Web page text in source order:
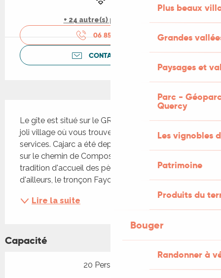
Plus beaux
Grandes
Paysages et
Parc -
Quercy
Les vignobles
Patrimoine
Produits du
Bouger
Randonner à
+ 24 autre(s) prestation(s)
06 85 60 44
CONTACTEZ-NOUS
Le gîte est situé sur le GR 65, à l'entrée de notre
joli village où vous trouverez tous commerces et
services. Cajarc a été depuis longtemps une halte
sur le chemin de Compostelle et perpétue la
tradition d'accueil des pèlerins et des marcheurs,
d'ailleurs, le tronçon Faycelles-Cajarc est inscrit...
Lire la suite
Capacité
20 Personne(s)